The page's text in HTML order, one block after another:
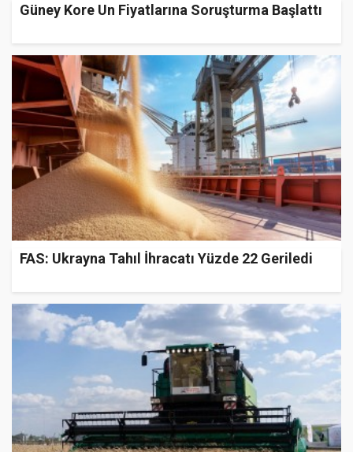
Güney Kore Un Fiyatlarına Soruşturma Başlattı
FAS: Ukrayna Tahıl İhracatı Yüzde 22 Geriledi